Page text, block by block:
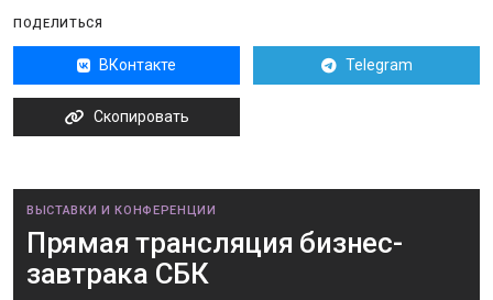
ПОДЕЛИТЬСЯ
ВКонтакте Telegram
Скопировать
ВЫСТАВКИ И КОНФЕРЕНЦИИ
Прямая трансляция бизнес-
завтрака СБК